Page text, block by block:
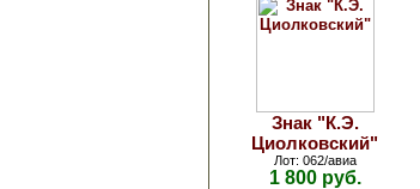
Знак "К.Э.
Циолковский"
Лот: 062/авиа
1 800 руб.